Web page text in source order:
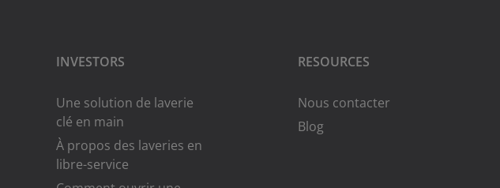
INVESTORS
Une solution de laverie
clé en main
À propos des laveries en
libre-service
RESOURCES
Nous contacter
Blog